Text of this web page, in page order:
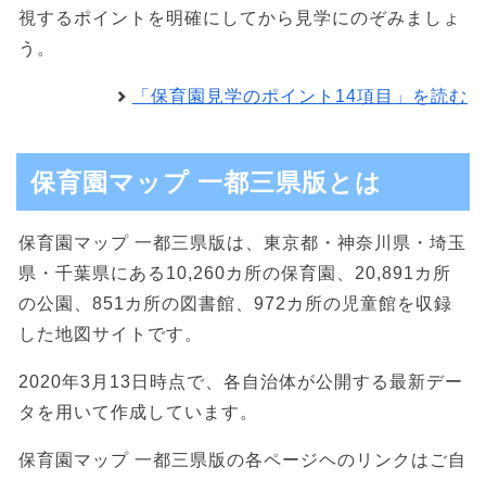
視するポイントを明確にしてから見学にのぞみましょ
う。
「保育園見学のポイント14項目」を読む
保育園マップ 一都三県版とは
保育園マップ 一都三県版は、東京都・神奈川県・埼玉
県・千葉県にある10,260カ所の保育園、20,891カ所
の公園、851カ所の図書館、972カ所の児童館を収録
した地図サイトです。
2020年3月13日時点で、各自治体が公開する最新デー
タを用いて作成しています。
保育園マップ 一都三県版の各ページヘのリンクはご自